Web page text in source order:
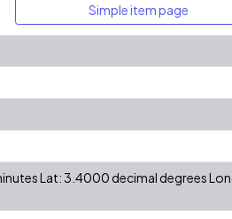
Simple item page
Lat: 3.4000 decimal degrees